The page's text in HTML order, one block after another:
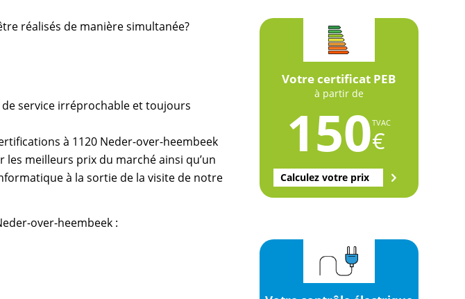
réalisés de manière simultanée?
de service irréprochable et toujours
à 1120 Neder-over-heembeek
meilleurs prix du marché ainsi qu’un
à la sortie de la visite de notre
over-heembeek :
Votre certificat PEB
à partir de
150TVAC
€
Calculez votre prix